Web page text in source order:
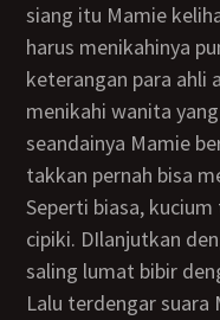
siang itu Mamie
harus menikahinya
keterangan para ahli
menikahi wanita
seandainya Mamie
takkan pernah bisa
Seperti biasa, kucium tangan Mamie. Lalu cipika-
cipiki. DIlanjutkan
saling lumat bibir
Lalu terdengar suara Mamie di dekat telingaku.